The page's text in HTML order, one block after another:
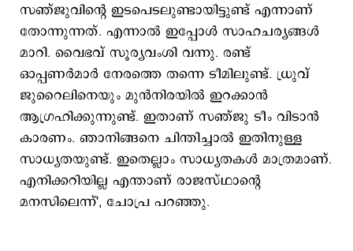
സഞ്ജുവിന്‍റെ ഇടപെടലുണ്ടായിട്ടുണ്ട് എന്നാണ്
തോന്നുന്നത്. എന്നാല്‍ ഇപ്പോള്‍‌ സാഹചര്യങ്ങള്‍
മാറി. വൈഭവ് സൂര്യവംശി വന്നു. രണ്ട്
ഓപ്പണര്‍മാര്‍ നേരത്തെ തന്നെ ടീമിലുണ്ട്. ധ്രുവ്
ജുറൈലിനെയും മുന്‍നിരയില്‍ ഇറക്കാന്‍
ആഗ്രഹിക്കുന്നുണ്ട്. ഇതാണ് സഞ്ജു ടീം വിടാന്‍
കാരണം. ഞാനിങ്ങനെ ചിന്തിച്ചാല്‍ ഇതിനുള്ള
സാധ്യതയുണ്ട്. ഇതെല്ലാം സാധ്യതകള്‍ മാത്രമാണ്.
എനിക്കറിയില്ല എന്താണ് രാജസ്ഥാന്‍റെ
മനസിലെന്ന്', ചോപ്ര പറഞ്ഞു.